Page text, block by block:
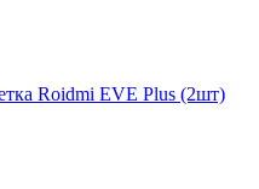
Roidmi EVE Plus (2шт)